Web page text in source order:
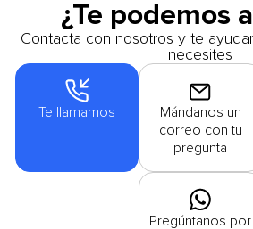
¿Te podemos
Contacta con nosotros y te
necesites
Te llamamos
Mándanos un
correo con tu
pregunta
Pregúntanos por